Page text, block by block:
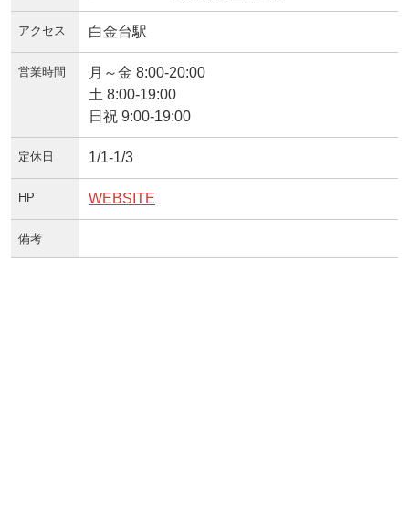
アクセス 白金台駅
営業時間
月～金 8:00‐20:00
土 8:00‐19:00
日祝 9:00‐19:00
定休日 1/1-1/3
HP WEBSITE
備考